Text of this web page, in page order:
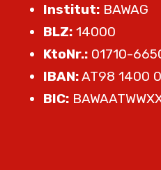
Institut: BAWAG
BLZ: 14000
KtoNr.: 01710-
IBAN:AT98 1400
BIC: